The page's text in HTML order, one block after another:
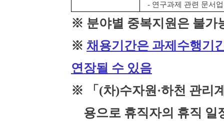
- 연구과제 관련 문서
※ 분야별 중복지원은 불가
※ 채용기간은 과제수행기
연장될 수 있음
※ 「 (차)수자원·하천 관리
용으로 휴직자의 휴직 일